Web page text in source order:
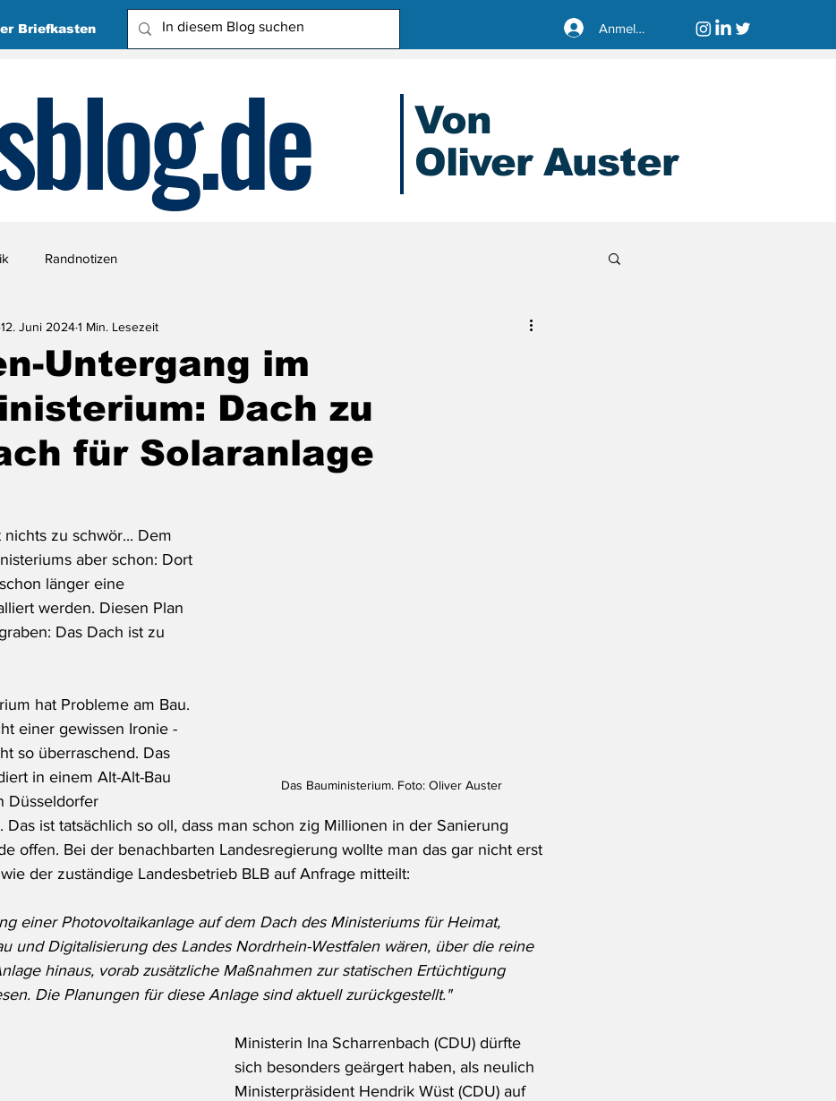
Briefkasten Anmelden
Von
Oliver Auster
Randnotizen
Untergang im
Dach zu
für Solaranlage
12. Juni 20241 Min. Lesezeit
Das Bauministerium. Foto: Oliver Auster
zu schwör... Dem
aber schon: Dort
länger eine
werden. Diesen Plan
Das Dach ist zu
hat Probleme am Bau.
einer gewissen Ironie -
so überraschend. Das
in einem Alt-Alt-Bau
Düsseldorfer
Das ist tatsächlich so oll, dass man schon zig Millionen in der Sanierung
offen. Bei der benachbarten Landesregierung wollte man das gar nicht erst
der zuständige Landesbetrieb BLB auf Anfrage mitteilt:
einer Photovoltaikanlage auf dem Dach des Ministeriums für Heimat,
und Digitalisierung des Landes Nordrhein-Westfalen wären, über die reine
hinaus, vorab zusätzliche Maßnahmen zur statischen Ertüchtigung
Die Planungen für diese Anlage sind aktuell zurückgestellt."
Ministerin Ina Scharrenbach (CDU) dürfte
sich besonders geärgert haben, als neulich
Ministerpräsident Hendrik Wüst (CDU) auf